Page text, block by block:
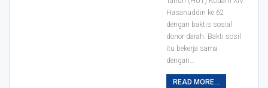
Hasanuddin ke 62
dengan baktis sosial
donor darah. Bakti sosil
itu bekerja sama
dengan…
READ MORE...